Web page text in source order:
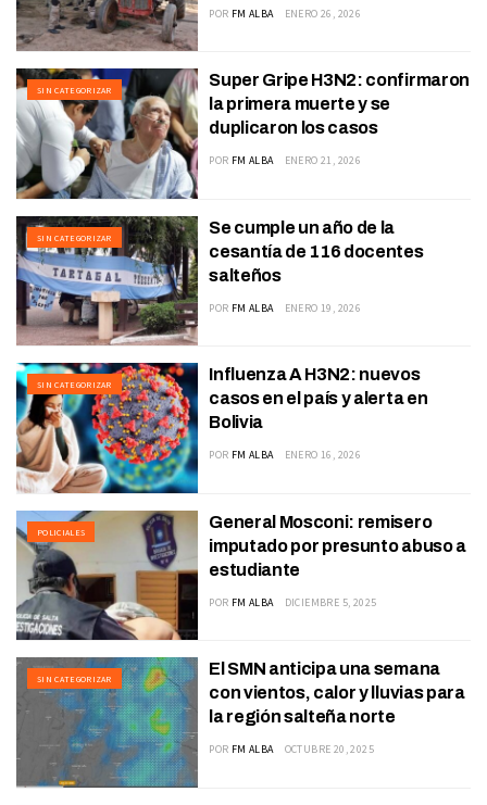
POR FM ALBA ENERO 26, 2026
SIN CATEGORIZAR
Super Gripe H3N2: confirmaron
la primera muerte y se
duplicaron los casos
POR FM ALBA ENERO 21, 2026
SIN CATEGORIZAR
Se cumple un año de la
cesantía de 116 docentes
salteños
POR FM ALBA ENERO 19, 2026
SIN CATEGORIZAR
Influenza A H3N2: nuevos
casos en el país y alerta en
Bolivia
POR FM ALBA ENERO 16, 2026
POLICIALES
General Mosconi: remisero
imputado por presunto abuso a
estudiante
POR FM ALBA DICIEMBRE 5, 2025
SIN CATEGORIZAR
El SMN anticipa una semana
con vientos, calor y lluvias para
la región salteña norte
POR FM ALBA OCTUBRE 20, 2025